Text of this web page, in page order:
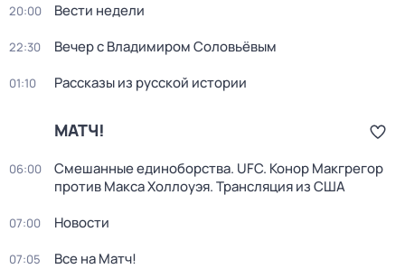
20:00 Вести недели
22:30 Вечер с Владимиром Соловьёвым
01:10 Рассказы из русской истории
МАТЧ!
06:00
Смешанные единоборства. UFC. Конор Макгрегор
против Макса Холлоуэя. Трансляция из США
07:00 Новости
07:05 Все на Матч!